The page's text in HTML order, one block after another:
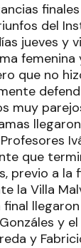
del
jueves y
femenina
que no
muy
que
previo a la
la Villa
final
y
y